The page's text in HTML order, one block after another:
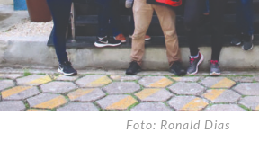
Foto: Ronald Dias